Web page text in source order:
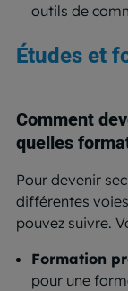
outils de
Études et
Comment
quelles
Pour devenir
différentes
pouvez suivre.
Formation
pour une